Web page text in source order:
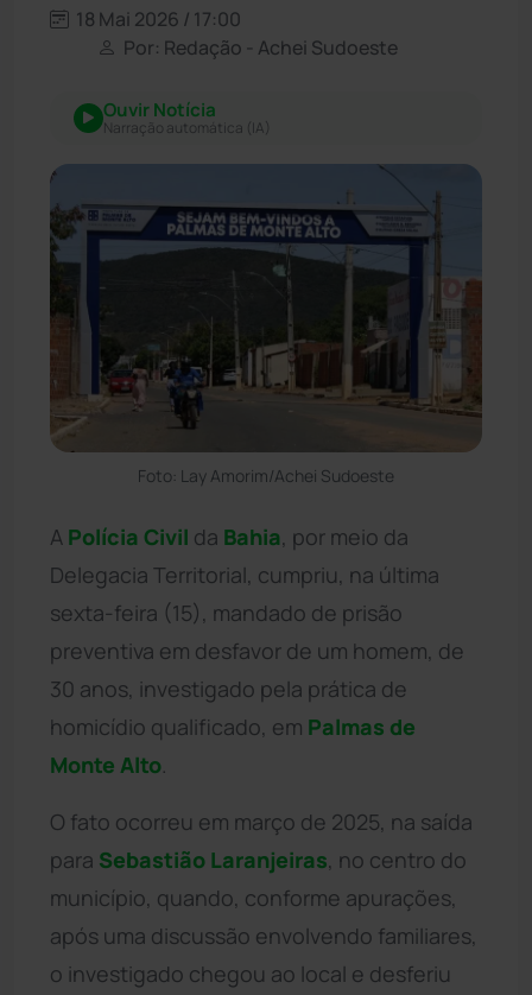
18 Mai 2026 / 17:00
Por: Redação - Achei Sudoeste
Ouvir Notícia
Narração automática (IA)
Foto: Lay Amorim/Achei Sudoeste
A Polícia Civil da Bahia, por meio da
Delegacia Territorial, cumpriu, na última
sexta-feira (15), mandado de prisão
preventiva em desfavor de um homem, de
30 anos, investigado pela prática de
homicídio qualificado, em Palmas de
Monte Alto
O fato ocorreu em março de 2025, na saída
para Sebastião Laranjeiras, no centro do
município, quando, conforme apurações,
após uma discussão envolvendo familiares,
o investigado chegou ao local e desferiu